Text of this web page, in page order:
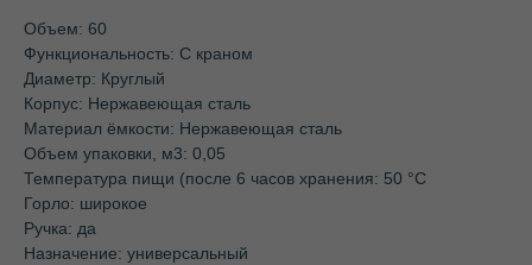
Объем: 60
Функциональность: С краном
Диаметр: Круглый
Корпус: Нержавеющая сталь
Материал ёмкости: Нержавеющая сталь
Объем упаковки, м3: 0,05
Температура пищи (после 6 часов хранения: 50 °C
Горло: широкое
Ручка: да
Назначение: универсальный